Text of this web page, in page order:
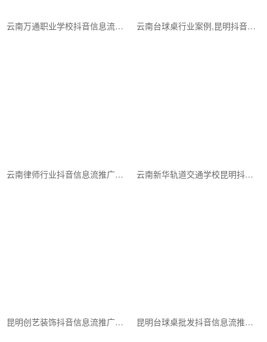
云南万通职业学校抖音信息流推广案例 云南台球桌行业案例,昆明抖音信息流广告开户
云南律师行业抖音信息流推广案例 云南新华轨道交通学校昆明抖音信息流推广案例
昆明创艺装饰抖音信息流推广案例 昆明台球桌批发抖音信息流推广案例